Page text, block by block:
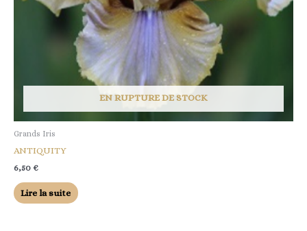
EN RUPTURE DE STOCK
Grands Iris
ANTIQUITY
6,50 €
Lire la suite